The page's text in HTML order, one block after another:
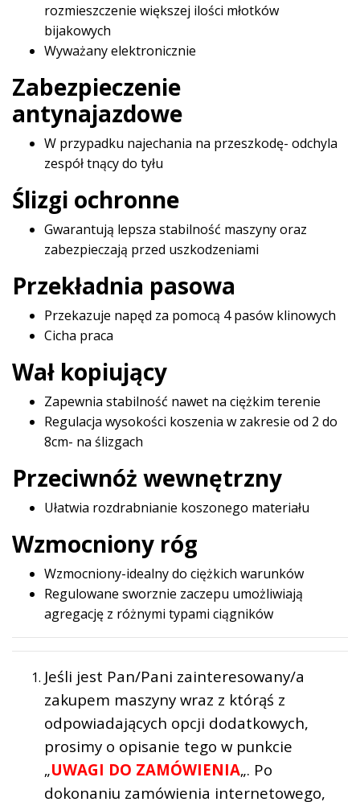
rozmieszczenie większej ilości młotków
bijakowych
Wyważany elektronicznie
Zabezpieczenie
antynajazdowe
W przypadku najechania na przeszkodę- odchyla
zespół tnący do tyłu
Ślizgi ochronne
Gwarantują lepsza stabilność maszyny oraz
zabezpieczają przed uszkodzeniami
Przekładnia pasowa
Przekazuje napęd za pomocą 4 pasów klinowych
Cicha praca
Wał kopiujący
Zapewnia stabilność nawet na ciężkim terenie
Regulacja wysokości koszenia w zakresie od 2 do
8cm- na ślizgach
Przeciwnóż wewnętrzny
Ułatwia rozdrabnianie koszonego materiału
Wzmocniony róg
Wzmocniony-idealny do ciężkich warunków
Regulowane sworznie zaczepu umożliwiają
agregację z różnymi typami ciągników
Jeśli jest Pan/Pani zainteresowany/a
zakupem maszyny wraz z którąś z
odpowiadających opcji dodatkowych,
prosimy o opisanie tego w punkcie
„UWAGI DO ZAMÓWIENIA„. Po
dokonaniu zamówienia internetowego,